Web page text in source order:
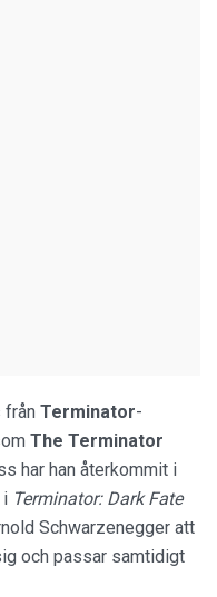
från Terminator-
The Terminator
har han återkommit i
i Terminator: Dark Fate
Schwarzenegger att
och passar samtidigt